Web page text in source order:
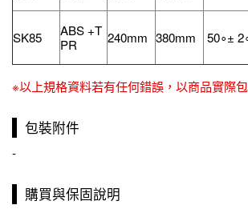
SK85
ABS +T
PR
240mm 380mm 50∘±
※以上規格資料若有任何錯誤，以商品實際
包裝附件
-
購買與保固說明